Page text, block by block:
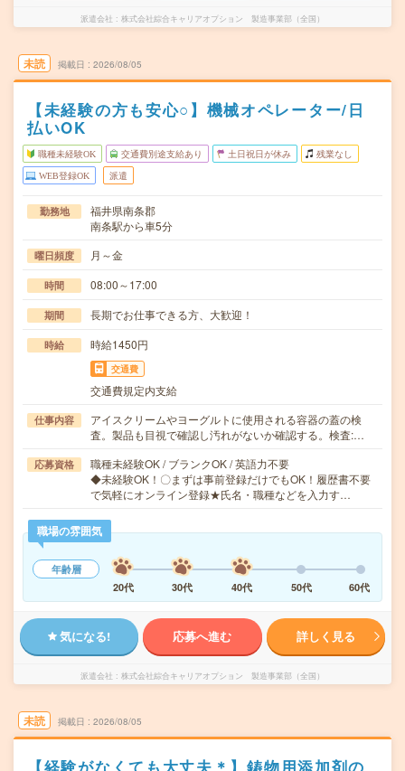
派遣会社 株式会社綜合キャリアオプション 製造事業部（全国）
未読 掲載日 2026/08/05
【未経験の方も安心○】機械オペレーター/日
払いOK
職種未経験OK 交通費別途支給あり 土日祝日が休み 残業なし
WEB登録OK 派遣
勤務地
福井県南条郡
南条駅から車5分
曜日頻度 月～金
時間 08:00～17:00
期間 長期でお仕事できる方、大歓迎！
時給 時給1450円
交通費
交通費規定内支給
仕事内容
アイスクリームやヨーグルトに使用される容器の蓋の検
査。製品も目視で確認し汚れがないか確認する。検査:…
応募資格
職種未経験OK / ブランクOK / 英語力不要
◆未経験OK！〇まずは事前登録だけでもOK！履歴書不要
で気軽にオンライン登録★氏名・職種などを入力す…
職場の雰囲気
年齢層
20代
30代 40代 50代 60代
気になる! 応募へ進む 詳しく見る
派遣会社 株式会社綜合キャリアオプション 製造事業部（全国）
未読 掲載日 2026/08/05
【経験がなくても大丈夫＊】鋳物用添加剤の